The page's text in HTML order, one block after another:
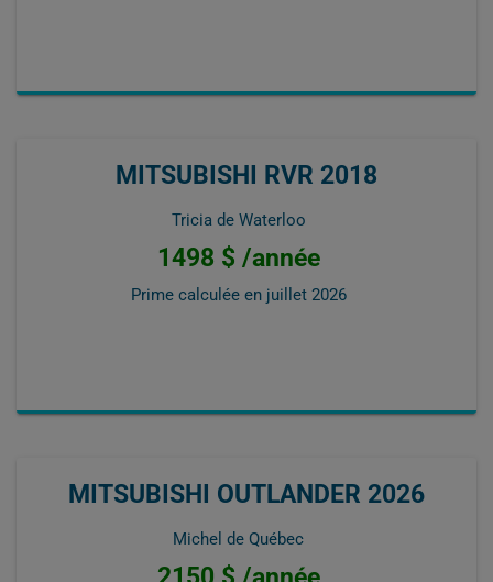
MITSUBISHI RVR 2018
Tricia de Waterloo
1498 $ /année
Prime calculée en juillet 2026
MITSUBISHI OUTLANDER 2026
Michel de Québec
2150 $ /année